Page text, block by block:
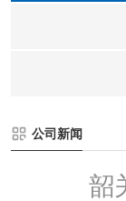
公司新闻
韶